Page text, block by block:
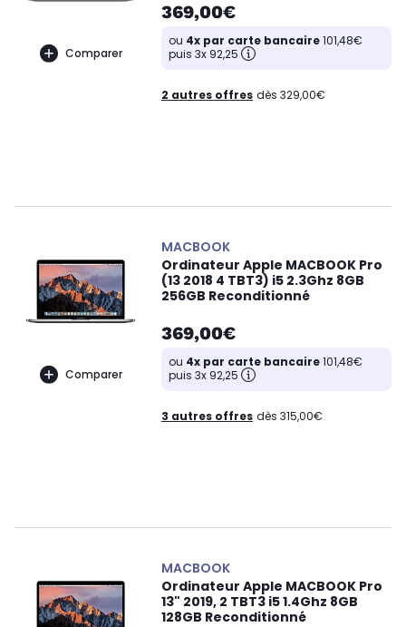
Comparer
369,00€
ou 4x par carte bancaire101,48€
puis 3x 92,25
2 autres offres dès 329,00€
Comparer
MACBOOK
Ordinateur Apple MACBOOK Pro
(13 2018 4 TBT3) i5 2.3Ghz 8GB
256GB Reconditionné
369,00€
ou 4x par carte bancaire101,48€
puis 3x 92,25
3 autres offres dès 315,00€
MACBOOK
Ordinateur Apple MACBOOK Pro
13" 2019, 2 TBT3 i5 1.4Ghz 8GB
128GB Reconditionné